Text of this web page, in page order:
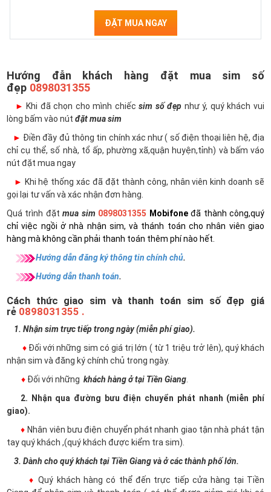
ĐẶT MUA NGAY
Hướng đẫn khách hàng đặt mua sim số
đẹp 0898031355
► Khi đã chọn cho mình chiếcsim số đẹp như ý, quý khách vui
lòng bấm vào nút đặt mua sim
► Điền đầy đủ thông tin chính xác như ( số điện thoại liên hệ, địa
chỉ cụ thể, số nhà, tổ ấp, phường xã,quận huyện,tỉnh) và bấm váo
nút đặt mua ngay
► Khi hệ thống xác đã đặt thành công, nhân viên kinh doanh sẽ
gọi lại tư vấn và xác nhận đơn hàng.
Quá trình đặtmua sim 0898031355 Mobifoneđã thành công,quý
chỉ việc ngồi ở nhà nhận sim, và thánh toán cho nhân viên giao
hàng mà không cần phải thanh toán thêm phí nào hết.
Hướng dẫn đăng ký thông tin chính chủ.
Hướng dẫn thanh toán.
Cách thức giao sim và thanh toán sim số đẹp giá
rẻ 0898031355 .
1. Nhận sim trực tiếp trong ngày (miễn phí giao).
♦ Đối với những sim có giá trị lớn ( từ 1 triệu trở lên), quý khách
nhận sim và đăng ký chính chủ trong ngày.
♦ Đối với những khách hàng ở tại Tiền Giang
2. Nhận qua đường bưu điện chuyển phát nhanh (miễn phí
giao).
♦ Nhân viên bưu điện chuyển phát nhanh giao tận nhà phát tận
tay quý khách ,(quý khách được kiểm tra sim).
3. Dành cho quý khách tại Tiền Giang và ở các thành phố lớn.
♦ Quý khách hàng có thể đến trực tiếp cửa hàng tại Tiền